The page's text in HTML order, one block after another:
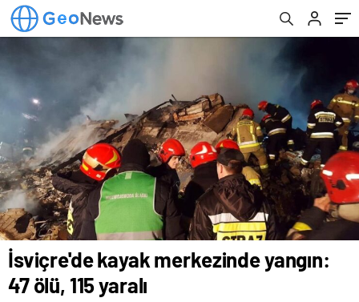
İsviçre'de kayak merkezinde yangın:
47 ölü, 115 yaralı
Haberler